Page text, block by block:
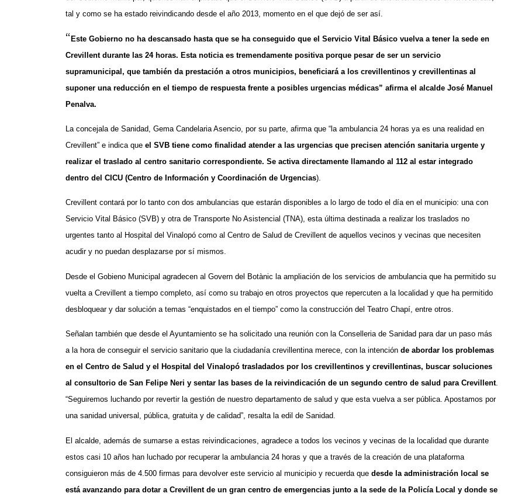
tal y como se ha estado reivindicando desde el año 2013, momento en el que dejó de ser así.
“Este Gobierno no ha descansado hasta que se ha conseguido que el Servicio Vital Básico vuelva a tener la sede en
Crevillent durante las 24 horas. Esta noticia es tremendamente positiva porque pesar de ser un servicio
supramunicipal, que también da prestación a otros municipios, beneficiará a los crevillentinos y crevillentinas al
suponer una reducción en el tiempo de respuesta frente a posibles urgencias médicas” afirma el alcalde José Manuel
Penalva.
La concejala de Sanidad, Gema Candelaria Asencio, por su parte, afirma que “la ambulancia 24 horas ya es una realidad en
Crevillent” e indica que el SVB tiene como finalidad atender a las urgencias que precisen atención sanitaria urgente y
realizar el traslado al centro sanitario correspondiente. Se activa directamente llamando al 112 al estar integrado
dentro del CICU (Centro de Información y Coordinación de Urgencias).
Crevillent contará por lo tanto con dos ambulancias que estarán disponibles a lo largo de todo el día en el municipio: una con
Servicio Vital Básico (SVB) y otra de Transporte No Asistencial (TNA), esta última destinada a realizar los traslados no
urgentes tanto al Hospital del Vinalopó como al Centro de Salud de Crevillent de aquellos vecinos y vecinas que necesiten
acudir y no puedan desplazarse por sí mismos.
Desde el Gobieno Municipal agradecen al Govern del Botànic la ampliación de los servicios de ambulancia que ha permitido su
vuelta a Crevillent a tiempo completo, así como su trabajo en otros proyectos que repercuten a la localidad y que ha permitido
desbloquear y dar solución a temas “enquistados en el tiempo” como la construcción del Teatro Chapí, entre otros.
Señalan también que desde el Ayuntamiento se ha solicitado una reunión con la Conselleria de Sanidad para dar un paso más
a la hora de conseguir el servicio sanitario que la ciudadanía crevillentina merece, con la intención de abordar los problemas
en el Centro de Salud y el Hospital del Vinalopó trasladados por los crevillentinos y crevillentinas, buscar soluciones
al consultorio de San Felipe Neri y sentar las bases de la reivindicación de un segundo centro de salud para Crevillent.
“Seguiremos luchando por revertir la gestión de nuestro departamento de salud y que esta vuelva a ser pública. Apostamos por
una sanidad universal, pública, gratuita y de calidad”, resalta la edil de Sanidad.
El alcalde, además de sumarse a estas reivindicaciones, agradece a todos los vecinos y vecinas de la localidad que durante
estos casi 10 años han luchado por recuperar la ambulancia 24 horas y que a través de la creación de una plataforma
consiguieron más de 4.500 firmas para devolver este servicio al municipio y recuerda que desde la administración local se
está avanzando para dotar a Crevillent de un gran centro de emergencias junto a la sede de la Policía Local y donde se